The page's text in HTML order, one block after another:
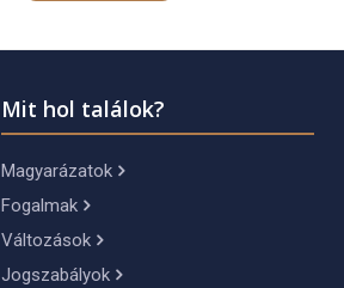
Mit hol találok?
Magyarázatok
Fogalmak
Változások
Jogszabályok